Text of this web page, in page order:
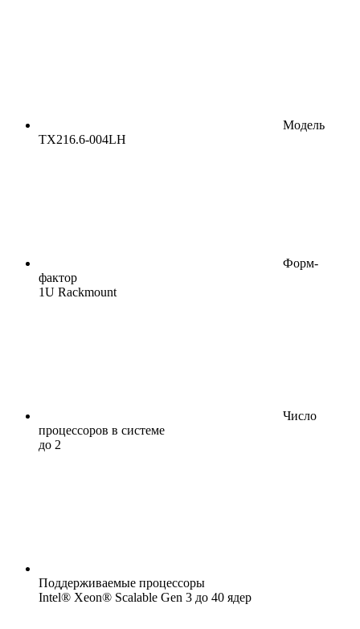
Модель
TX216.6-004LH
Форм-
фактор
1U Rackmount
Число
процессоров в системе
до 2
Поддерживаемые процессоры
Intel® Xeon® Scalable Gen 3 до 40 ядер